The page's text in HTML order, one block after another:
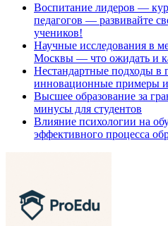
Воспитание лидеров —
педагогов — развивайте
учеников!
Научные исследования в
Москвы — что ожидать и
Нестандартные подходы в
инновационные примеры
Высшее образование за
минусы для студентов
Влияние психологии на
эффективного процесса